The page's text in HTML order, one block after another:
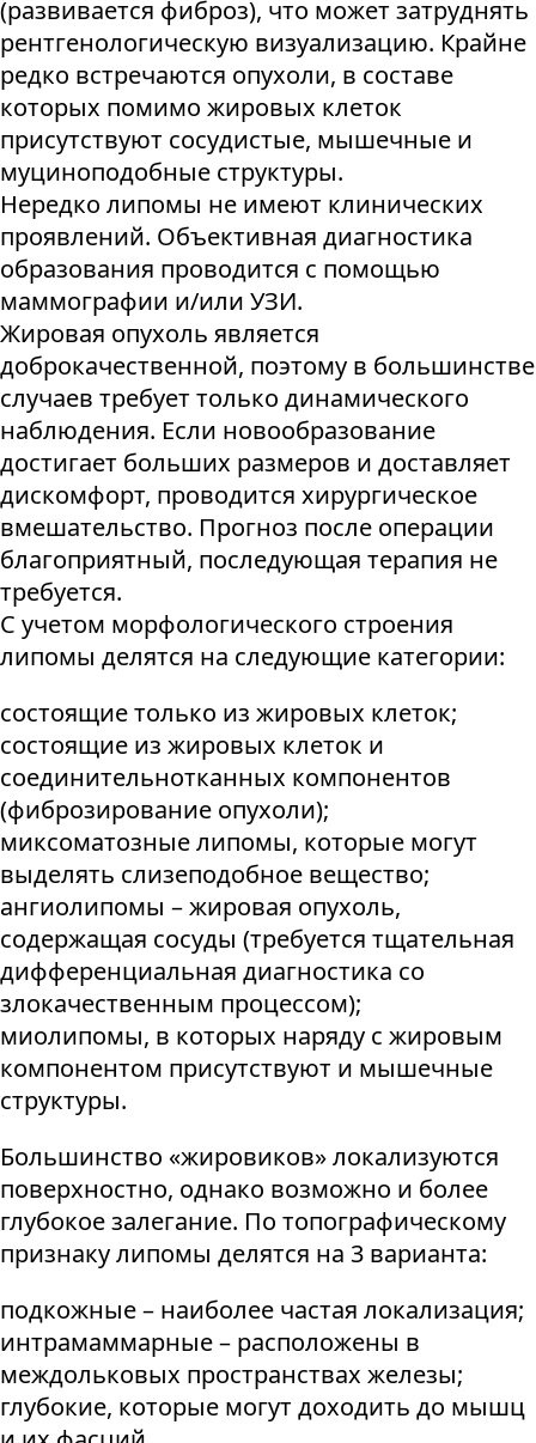
(развивается фиброз), что может затруднять
рентгенологическую визуализацию. Крайне
редко встречаются опухоли, в составе
которых помимо жировых клеток
присутствуют сосудистые, мышечные и
муциноподобные структуры.
Нередко липомы не имеют клинических
проявлений. Объективная диагностика
образования проводится с помощью
маммографии и/или УЗИ.
Жировая опухоль является
доброкачественной, поэтому в большинстве
случаев требует только динамического
наблюдения. Если новообразование
достигает больших размеров и доставляет
дискомфорт, проводится хирургическое
вмешательство. Прогноз после операции
благоприятный, последующая терапия не
требуется.
С учетом морфологического строения
липомы делятся на следующие категории:
состоящие только из жировых клеток;
состоящие из жировых клеток и
соединительнотканных компонентов
(фиброзирование опухоли);
миксоматозные липомы, которые могут
выделять слизеподобное вещество;
ангиолипомы – жировая опухоль,
содержащая сосуды (требуется тщательная
дифференциальная диагностика со
злокачественным процессом);
миолипомы, в которых наряду с жировым
компонентом присутствуют и мышечные
структуры.
Большинство «жировиков» локализуются
поверхностно, однако возможно и более
глубокое залегание. По топографическому
признаку липомы делятся на 3 варианта:
подкожные – наиболее частая локализация;
интрамаммарные – расположены в
междольковых пространствах железы;
глубокие, которые могут доходить до мышц